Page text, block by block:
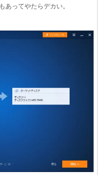
ってやたらデカい。